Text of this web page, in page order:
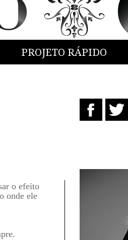
PROJETO RÁPIDO
o efeito
onde ele
.